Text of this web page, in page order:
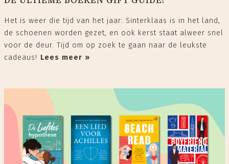
Het is weer die tijd van het jaar: Sinterklaas is in het land,
de schoenen worden gezet, en ook kerst staat alweer snel
voor de deur. Tijd om op zoek te gaan naar de leukste
cadeaus!⁠ Lees meer »